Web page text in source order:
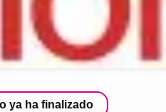
ya ha finalizado